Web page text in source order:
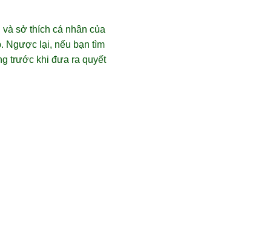
và sở thích cá nhân của
Ngược lại, nếu bạn tìm
trước khi đưa ra quyết